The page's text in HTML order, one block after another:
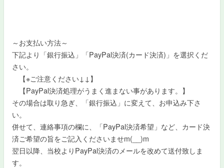
～お支払い方法～
下記より「銀行振込」「PayPal決済(カード決済)」を選択くだ
さい。
【※ご注意ください↓↓】
【PayPal決済処理がうまく進まない事があります。】
その場合は取り急ぎ、「銀行振込」に変えて、お申込み下さ
い。
併せて、連絡事項の欄に、「PayPal決済希望」など、カード決
済ご希望の旨をご記入くださいませm(__)m
翌日以降、当校よりPayPal決済のメールを改めて送付致しま
す。